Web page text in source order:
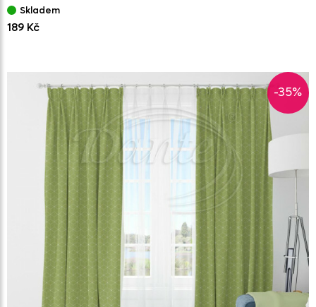
Skladem
189 Kč
-35%